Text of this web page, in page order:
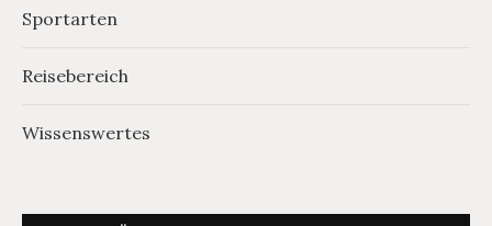
Sportarten
Reisebereich
Wissenswertes